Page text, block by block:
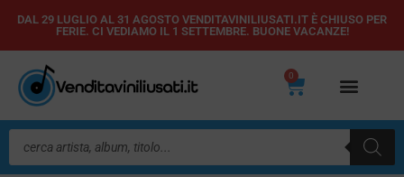
Vai
contenuto
DAL 29 LUGLIO AL 31 AGOSTO VENDITAVINILIUSATI.IT È CHIUSO PER
FERIE. CI VEDIAMO IL 1 SETTEMBRE. BUONE VACANZE!
0
Carrello
Ricerca
prodotti